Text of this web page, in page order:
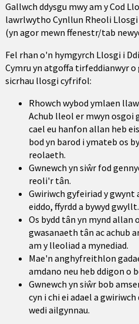
Gallwch ddysgu mwy am y Cod
lawrlwytho Cynllun Rheoli
(yn agor mewn ffenestr/tab
Fel rhan o'n hymgyrch Llosgi i
Cymru yn atgoffa tirfeddianwyr o
sicrhau llosgi cyfrifol:
Rhowch wybod ymlaen
Achub lleol er mwyn osgoi
cael eu hanfon allan heb
bod yn barod i ymateb os
reolaeth.
Gwnewch yn siŵr fod
reoli'r tân.
Gwiriwch gyfeiriad y gwynt
eiddo, ffyrdd a bywyd gwyllt.
Os bydd tân yn mynd
gwasanaeth tân ac achub
am y lleoliad a mynediad.
Mae'n anghyfreithlon
amdano neu heb ddigon o
Gwnewch yn siŵr bob
cyn i chi ei adael a
wedi ailgynnau.